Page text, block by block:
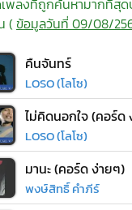
พลงที่ถูกค้นหามากที่สุด
(ข้อมูลวันที่ 09/08/
คืนจันทร์
LOSO (โลโซ)
ไม่คิดนอกใจ (คอร์ด
LOSO (โลโซ)
มานะ (คอร์ด ง่ายๆ)
พงษ์สิทธิ์ คำภีร์